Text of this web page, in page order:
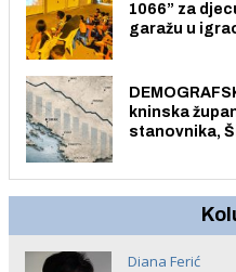
1066” za
garažu u
kninska
stanovnika,
Diana Ferić